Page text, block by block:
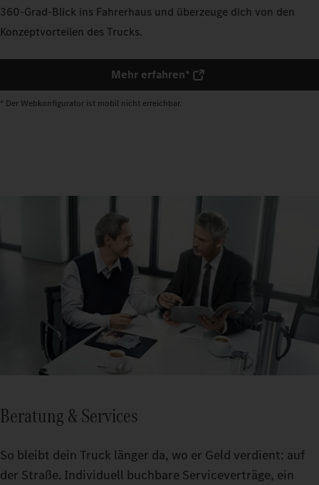
360-Grad-Blick ins Fahrerhaus und überzeuge dich von den
Konzeptvorteilen des Trucks.
Mehr erfahren*
* Der Webkonfigurator ist mobil nicht erreichbar.
Beratung & Services
So bleibt dein Truck länger da, wo er Geld verdient: auf
der Straße. Individuell buchbare Serviceverträge, ein